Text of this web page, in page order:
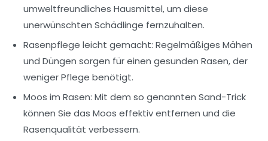
umweltfreundliches Hausmittel, um diese
unerwünschten Schädlinge fernzuhalten.
Rasenpflege leicht gemacht: Regelmäßiges Mähen
und Düngen sorgen für einen gesunden Rasen, der
weniger Pflege benötigt.
Moos im Rasen: Mit dem so genannten Sand-Trick
können Sie das Moos effektiv entfernen und die
Rasenqualität verbessern.